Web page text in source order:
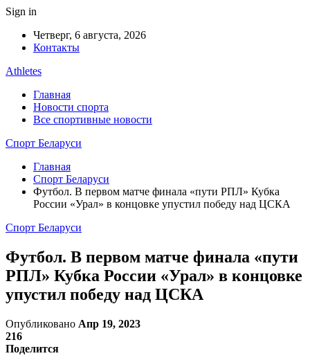
Sign in
Четверг, 6 августа, 2026
Контакты
Athletes
Главная
Новости спорта
Все спортивные новости
Спорт Беларуси
Главная
Спорт Беларуси
Футбол. В первом матче финала «пути РПЛ» Кубка
России «Урал» в концовке упустил победу над ЦСКА
Спорт Беларуси
Футбол. В первом матче финала «пути
РПЛ» Кубка России «Урал» в концовке
упустил победу над ЦСКА
Опубликовано Апр 19, 2023
216
Поделится